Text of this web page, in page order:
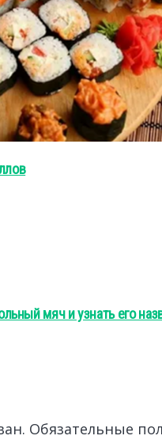
мяч и узнать его
Обязательные